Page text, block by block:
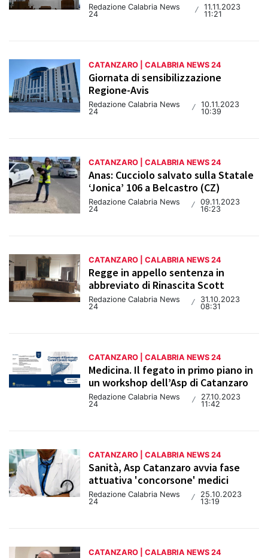
Redazione Calabria News
24
/ 11.11.2023
11:21
CATANZARO | CALABRIA NEWS 24
Giornata di sensibilizzazione
Regione-Avis
Redazione Calabria News
24
/
10.11.2023
10:39
CATANZARO | CALABRIA NEWS 24
Anas: Cucciolo salvato sulla Statale
‘Jonica’ 106 a Belcastro (CZ)
Redazione Calabria News
24
/
09.11.2023
16:23
CATANZARO | CALABRIA NEWS 24
Regge in appello sentenza in
abbreviato di Rinascita Scott
Redazione Calabria News
24
/
31.10.2023
08:31
CATANZARO | CALABRIA NEWS 24
Medicina. Il fegato in primo piano in
un workshop dell’Asp di Catanzaro
Redazione Calabria News
24
/
27.10.2023
11:42
CATANZARO | CALABRIA NEWS 24
Sanità, Asp Catanzaro avvia fase
attuativa 'concorsone' medici
Redazione Calabria News
24
/
25.10.2023
13:19
CATANZARO | CALABRIA NEWS 24